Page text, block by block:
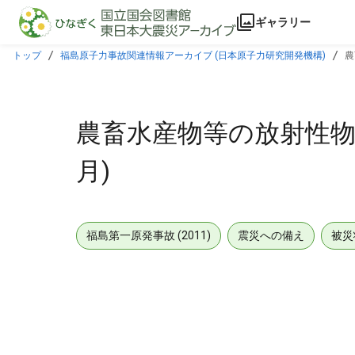
本文に飛ぶ
ギャラリー
トップ 福島原子力事故関連情報アーカイブ (日本原子力研究開発機構)
農畜水産物等の放射性
月)
福島第一原発事故 (2011) 震災への備え 被災